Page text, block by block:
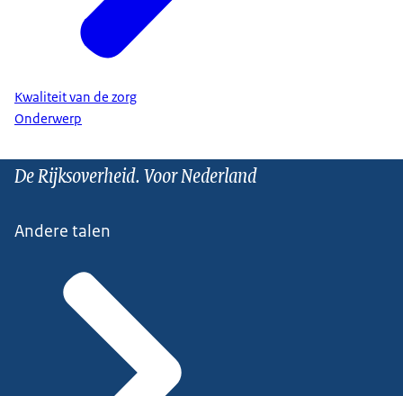
Kwaliteit van de zorg
Onderwerp
De Rijksoverheid. Voor Nederland
Andere talen